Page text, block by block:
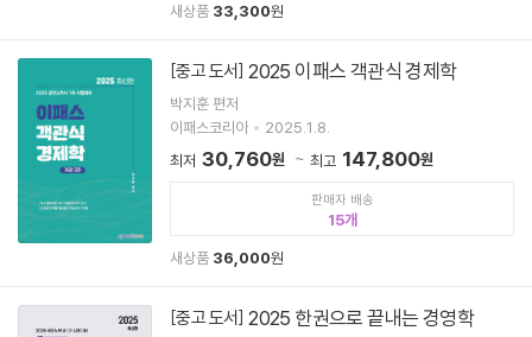
새상품 33,300원
[중고 도서] 2025 이패스 객관식 경제학
박지훈 편저
이패스코리아
2025.1.8.
최저 30,760원 최고 147,800원
판매자 배송
15
새상품 36,000원
[중고 도서] 2025 한권으로 끝내는 경영학